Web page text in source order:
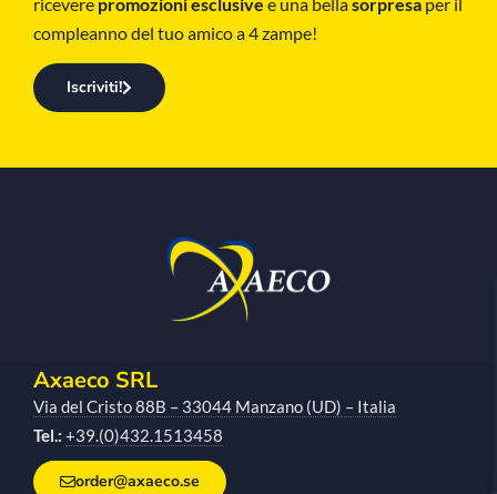
compleanno del tuo amico a 4 zampe!
Iscriviti!
Axaeco SRL
Via del Cristo 88B – 33044 Manzano (UD) – Italia
Tel.: +39.(0)432.1513458
order@axaeco.se